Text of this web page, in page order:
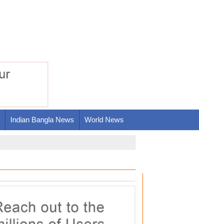
Indian Bangla News World News